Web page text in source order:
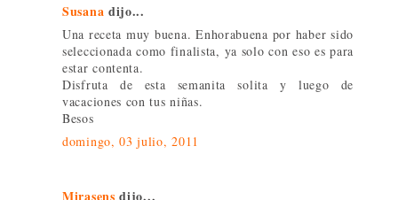
Susana dijo...
Una receta muy buena. Enhorabuena por haber sido
seleccionada como finalista, ya solo con eso es para
estar contenta.
Disfruta de esta semanita solita y luego de
vacaciones con tus niñas.
Besos
domingo, 03 julio, 2011